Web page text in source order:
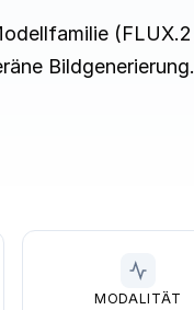
(FLUX.2
Bildgenerierung.
MODALITÄT